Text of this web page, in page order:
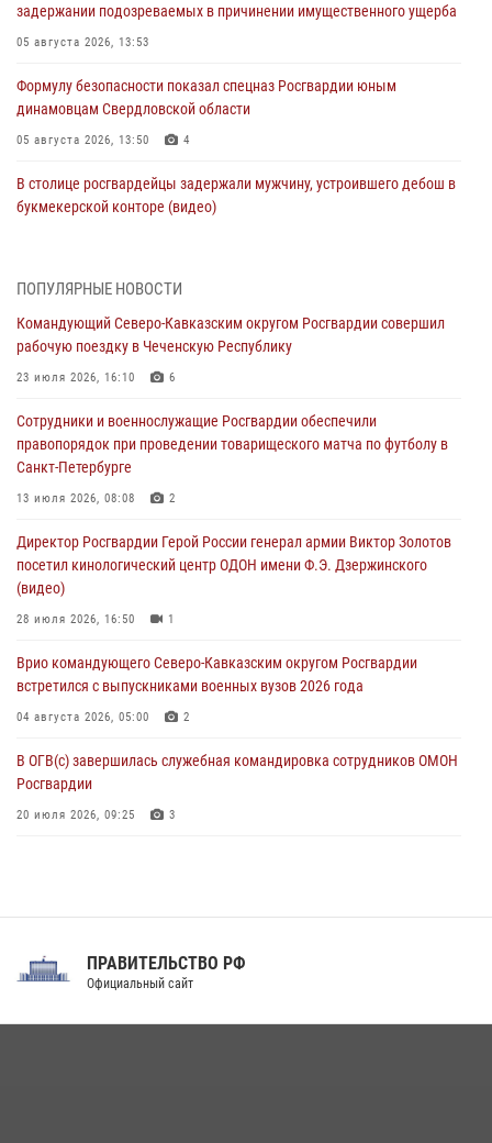
задержании подозреваемых в причинении имущественного ущерба
05 августа 2026, 13:53
Формулу безопасности показал спецназ Росгвардии юным
динамовцам Свердловской области
05 августа 2026, 13:50 4
В столице росгвардейцы задержали мужчину, устроившего дебош в
букмекерской конторе (видео)
В Удмуртии при силовой поддержке спецназа Росгвардии
оздоровительных услуг (видео)
05 августа 2026, 13:20
посетили мастер-класс по художественной гимнастике
05 августа 2026, 13:00 3
Офицеры Росгвардии и ветераны войск правопорядка почтили
05 августа 2026, 12:40
Росгвардейцы приняли участие в акции «Волна памяти»,
посвящённой 83‑й годовщине освобождения Белгорода от
05 августа 2026, 12:13 1
ПОПУЛЯРНЫЕ НОВОСТИ
Командующий Северо-Кавказским округом Росгвардии совершил
рабочую поездку в Чеченскую Республику
23 июля 2026, 16:10 6
Сотрудники и военнослужащие Росгвардии обеспечили
правопорядок при проведении товарищеского матча по футболу в
Санкт-Петербурге
13 июля 2026, 08:08 2
Директор Росгвардии Герой России генерал армии Виктор Золотов
посетил кинологический центр ОДОН имени Ф.Э. Дзержинского
(видео)
28 июля 2026, 16:50 1
Врио командующего Северо-Кавказским округом Росгвардии
встретился с выпускниками военных вузов 2026 года
04 августа 2026, 05:00 2
В ОГВ(с) завершилась служебная командировка сотрудников ОМОН
Росгвардии
20 июля 2026, 09:25 3
Праздник «Один день с Росгвардией» к 105-летию Центрального
ПРАВИТЕЛЬСТВО РФ
Официальный сайт